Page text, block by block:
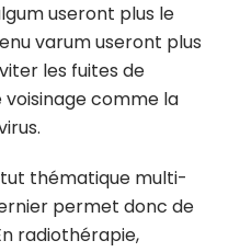
useront plus le
varum useront plus
les fuites de
comme la
thématique multi-
permet donc de
radiothérapie,